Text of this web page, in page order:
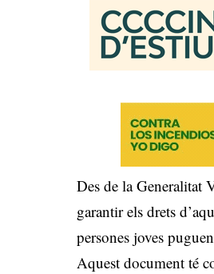
Des de la Generalitat
garantir els drets
persones joves
Aquest document té